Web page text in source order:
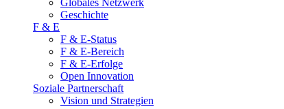
Globales Netzwerk
Geschichte
F & E
F & E-Status
F & E-Bereich
F & E-Erfolge
Open Innovation
Soziale Partnerschaft
Vision und Strategien